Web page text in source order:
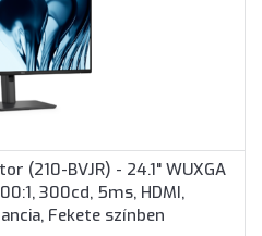
(210-BVJR) - 24.1" WUXGA
300cd, 5ms, HDMI,
Fekete színben